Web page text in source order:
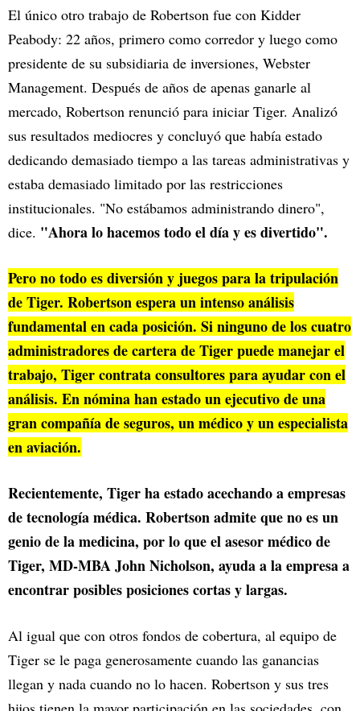
El único otro trabajo de Robertson fue con Kidder
Peabody: 22 años, primero como corredor y luego como
presidente de su subsidiaria de inversiones, Webster
Management. Después de años de apenas ganarle al
mercado, Robertson renunció para iniciar Tiger. Analizó
sus resultados mediocres y concluyó que había estado
dedicando demasiado tiempo a las tareas administrativas y
estaba demasiado limitado por las restricciones
institucionales. "No estábamos administrando dinero",
dice. "Ahora lo hacemos todo el día y es divertido".
Pero no todo es diversión y juegos para la tripulación
de Tiger. Robertson espera un intenso análisis
fundamental en cada posición. Si ninguno de los cuatro
administradores de cartera de Tiger puede manejar el
trabajo, Tiger contrata consultores para ayudar con el
análisis. En nómina han estado un ejecutivo de una
gran compañía de seguros, un médico y un especialista
en aviación.
Recientemente, Tiger ha estado acechando a empresas
de tecnología médica. Robertson admite que no es un
genio de la medicina, por lo que el asesor médico de
Tiger, MD-MBA John Nicholson, ayuda a la empresa a
encontrar posibles posiciones cortas y largas.
Al igual que con otros fondos de cobertura, al equipo de
Tiger se le paga generosamente cuando las ganancias
llegan y nada cuando no lo hacen. Robertson y sus tres